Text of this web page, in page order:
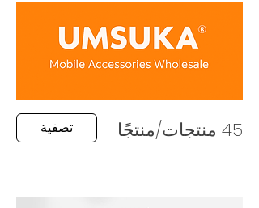
45 منتجات/منتجًا تصفية